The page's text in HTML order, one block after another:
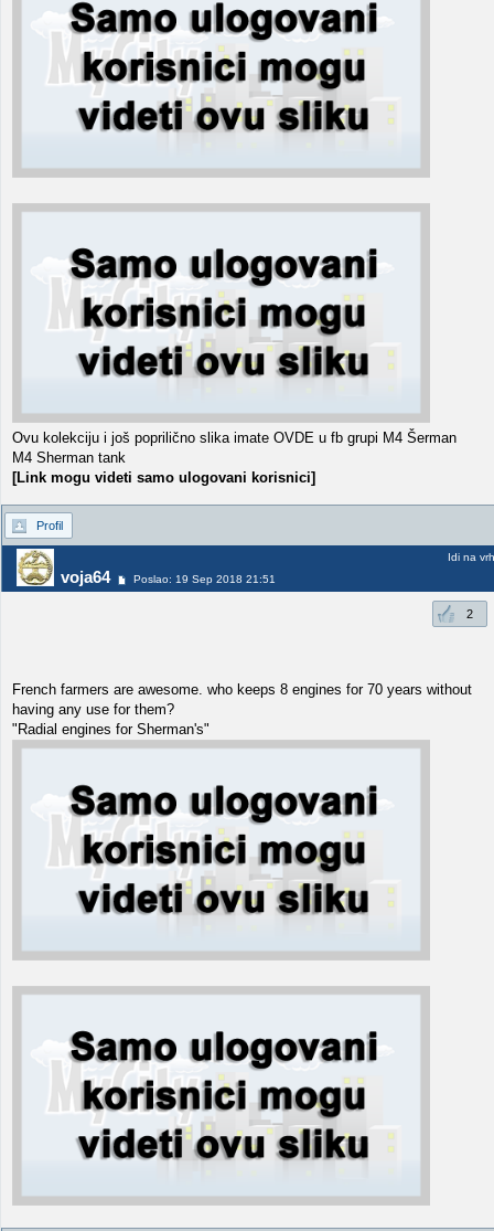
Ovu kolekciju i još poprilično slika imate OVDE u fb grupi M4 Šerman
M4 Sherman tank
[Link mogu videti samo ulogovani korisnici]
Profil
voja64 Poslao: 19 Sep 2018 21:51
Idi na vrh
2
French farmers are awesome. who keeps 8 engines for 70 years without
having any use for them?
"Radial engines for Sherman's"